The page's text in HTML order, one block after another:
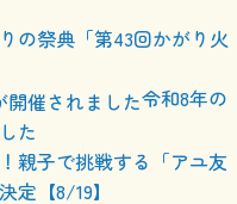
の祭典「第43回かがり火
令和8年の
た